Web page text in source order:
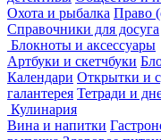
Охота и рыбалка Право
Справочники для досуга
Блокноты и аксессуары
Артбуки и скетчбуки
Календари Открытки и
галантерея Тетради и
Кулинария
Вина и напитки